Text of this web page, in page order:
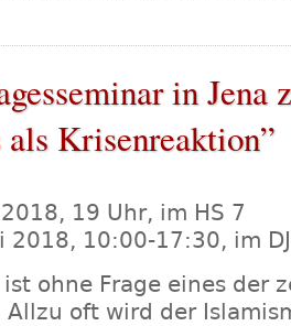
in Jena
Krisenreaktion”
19 Uhr, im HS 7
2018, 10:00-17:30, im
ist ohne Frage eines der
Allzu oft wird der